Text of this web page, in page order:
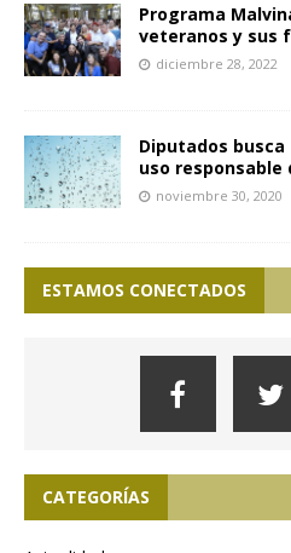
Programa
veteranos y sus
diciembre 28, 2022
Diputados
uso responsable
noviembre 30, 2020
ESTAMOS CONECTADOS
CATEGORÍAS